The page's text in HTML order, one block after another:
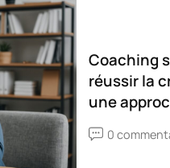
Coaching
réussir la
une
0